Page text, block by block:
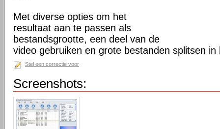
Met diverse opties om het
resultaat aan te passen als
bestandsgrootte, een deel van de
video gebruiken en grote bestanden splitsen in
Stel een correctie voor
Screenshots: